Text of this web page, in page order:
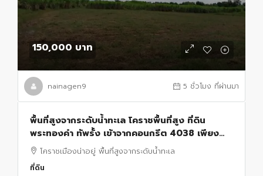
150,000 บาท
nainagen9 5 ชั่วโมง ที่ผ่านมา
พื้นที่สูงจากระดับน้ำทะเล โคราชพื้นที่สูง ที่ดิน
พระทองคำ ทัพรั้ง เข้าจากคอนกรีต 4038 เพียง
190 เมตร น้ำไม่ท่วม สมรภูมิดี ขายราคากันเอง
โคราชเมืองน่าอยู่ พื้นที่สูงจากระดับน้ำทะเล
ที่ดิน